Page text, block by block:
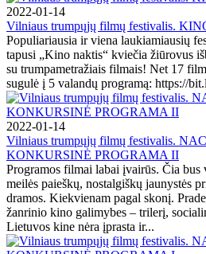
2022-01-14
Vilniaus trumpųjų filmų festivalis.
Populiariausia ir viena laukiamiausių
tapusi „Kino naktis“ kviečia žiūrovus
su trumpametražiais filmais! Net 17
sugulė į 5 valandų programą: https://
2022-01-14
Vilniaus trumpųjų filmų festivalis.
KONKURSINĖ PROGRAMA II
Programos filmai labai įvairūs. Čia bus
meilės paieškų, nostalgiškų jaunystės
dramos. Kiekvienam pagal skonį.
žanrinio kino galimybes – trilerį,
Lietuvos kine nėra įprasta ir...